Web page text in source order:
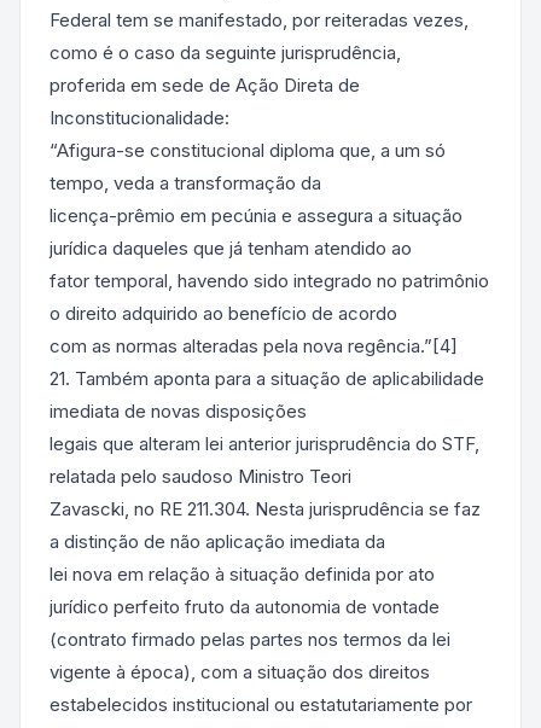
Federal tem se manifestado, por reiteradas vezes,
como é o caso da seguinte jurisprudência,
proferida em sede de Ação Direta de
Inconstitucionalidade:
“Afigura-se constitucional diploma que, a um só
tempo, veda a transformação da
licença-prêmio em pecúnia e assegura a situação
jurídica daqueles que já tenham atendido ao
fator temporal, havendo sido integrado no patrimônio
o direito adquirido ao benefício de acordo
com as normas alteradas pela nova regência.”[4]
21. Também aponta para a situação de aplicabilidade
imediata de novas disposições
legais que alteram lei anterior jurisprudência do STF,
relatada pelo saudoso Ministro Teori
Zavascki, no RE 211.304. Nesta jurisprudência se faz
a distinção de não aplicação imediata da
lei nova em relação à situação definida por ato
jurídico perfeito fruto da autonomia de vontade
(contrato firmado pelas partes nos termos da lei
vigente à época), com a situação dos direitos
estabelecidos institucional ou estatutariamente por